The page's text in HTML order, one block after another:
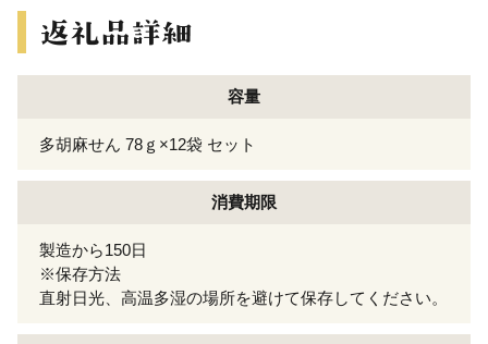
容量
多胡麻せん 78ｇ×12袋 セット
消費期限
製造から150日
※保存方法
直射日光、高温多湿の場所を避けて保存してください。